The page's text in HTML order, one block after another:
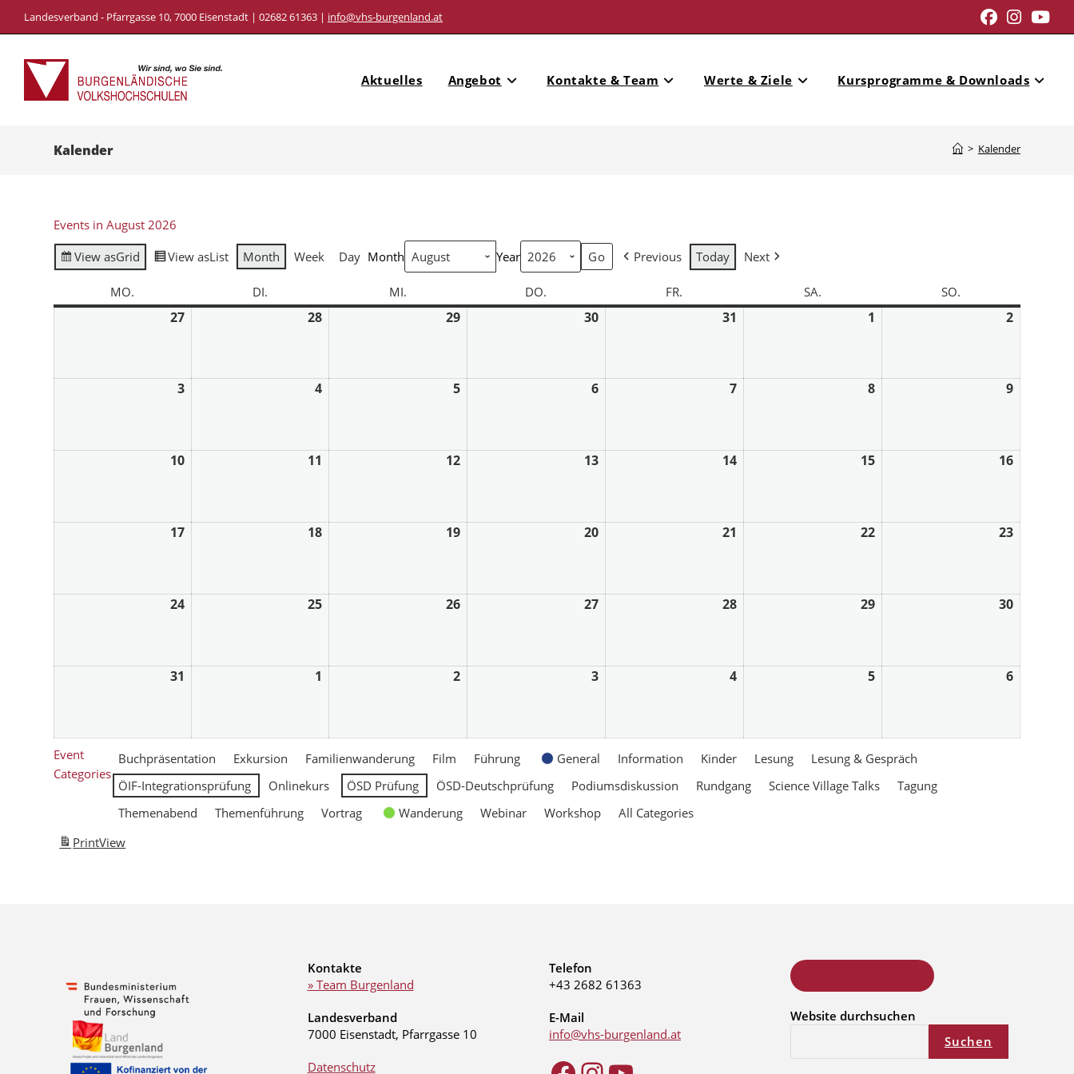
Landesverband - Pfarrgasse 10, 7000 Eisenstadt | 02682 61363 | info@vhs-burgenland.at
Aktuelles Angebot Kontakte & Team Werte & Ziele Kursprogramme & Downloads
Kalender > Kalender
Events in August 2026
View asGrid View asList Month Week Day Month Year Previous Today Next
MO. DI. MI. DO. FR. SA. SO.
27 28 29 30 31 1 2
3 4 5 6 7 8 9
10 11 12 13 14 15 16
17 18 19 20 21 22 23
24 25 26 27 28 29 30
31 1 2 3 4 5 6
Event
Categories
Buchpräsentation Exkursion Familienwanderung Film Führung General Information Kinder Lesung
Lesung & Gespräch
ÖIF-Integrationsprüfung
Onlinekurs ÖSD Prüfung ÖSD-Deutschprüfung Podiumsdiskussion Rundgang Science Village Talks
Tagung
Themenabend
Themenführung Vortrag Wanderung Webinar Workshop
All Categories
PrintView
Kontakte
» Team Burgenland
Landesverband
7000 Eisenstadt, Pfarrgasse 10
Datenschutz
Telefon
+43 2682 61363
E-Mail
info@vhs-burgenland.at
Website durchsuchen
Suchen